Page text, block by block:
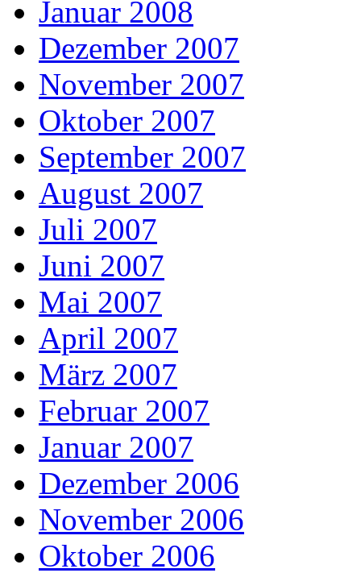
Januar 2008
Dezember 2007
November 2007
Oktober 2007
September 2007
August 2007
Juli 2007
Juni 2007
Mai 2007
April 2007
März 2007
Februar 2007
Januar 2007
Dezember 2006
November 2006
Oktober 2006